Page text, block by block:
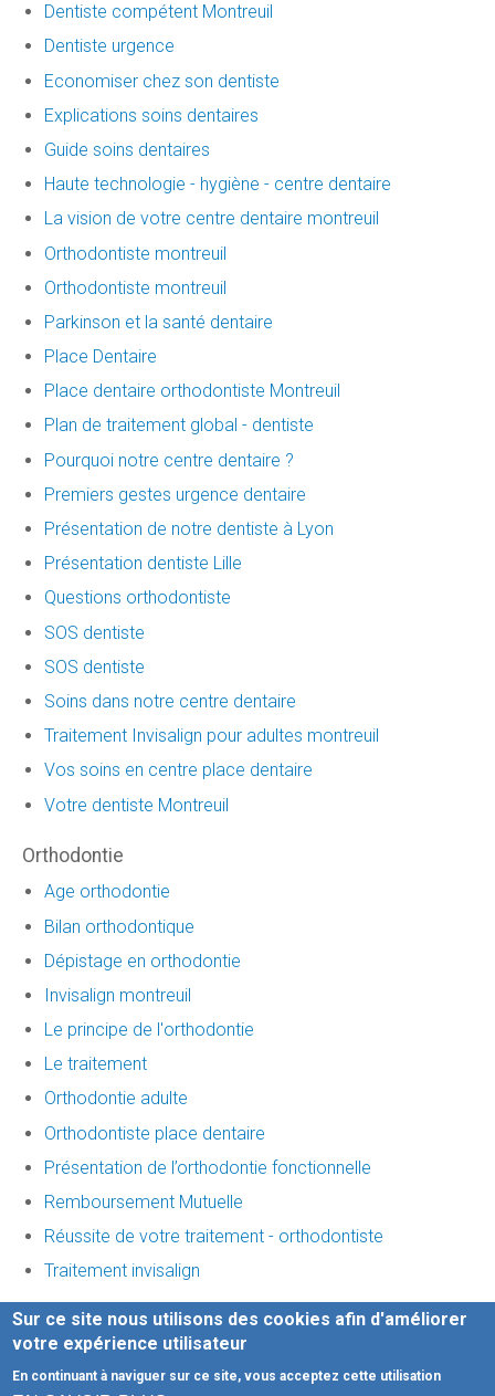
Dentiste compétent Montreuil
Dentiste urgence
Economiser chez son dentiste
Explications soins dentaires
Guide soins dentaires
Haute technologie - hygiène - centre dentaire
La vision de votre centre dentaire montreuil
Orthodontiste montreuil
Orthodontiste montreuil
Parkinson et la santé dentaire
Place Dentaire
Place dentaire orthodontiste Montreuil
Plan de traitement global - dentiste
Pourquoi notre centre dentaire ?
Premiers gestes urgence dentaire
Présentation de notre dentiste à Lyon
Présentation dentiste Lille
Questions orthodontiste
SOS dentiste
SOS dentiste
Soins dans notre centre dentaire
Traitement Invisalign pour adultes montreuil
Vos soins en centre place dentaire
Votre dentiste Montreuil
Orthodontie
Age orthodontie
Bilan orthodontique
Dépistage en orthodontie
Invisalign montreuil
Le principe de l'orthodontie
Le traitement
Orthodontie adulte
Orthodontiste place dentaire
Présentation de l’orthodontie fonctionnelle
Remboursement Mutuelle
Réussite de votre traitement - orthodontiste
Traitement invisalign
-Mentions légales
Honoraires -Infos Conseil de l'Ordre- site web du cabinet
Sur ce site nous utilisons des cookies afin d'améliorer
votre expérience utilisateur
En continuant à naviguer sur ce site, vous acceptez cette utilisation